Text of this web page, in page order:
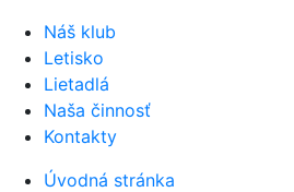
Náš klub
Letisko
Lietadlá
Naša činnosť
Kontakty
Úvodná stránka